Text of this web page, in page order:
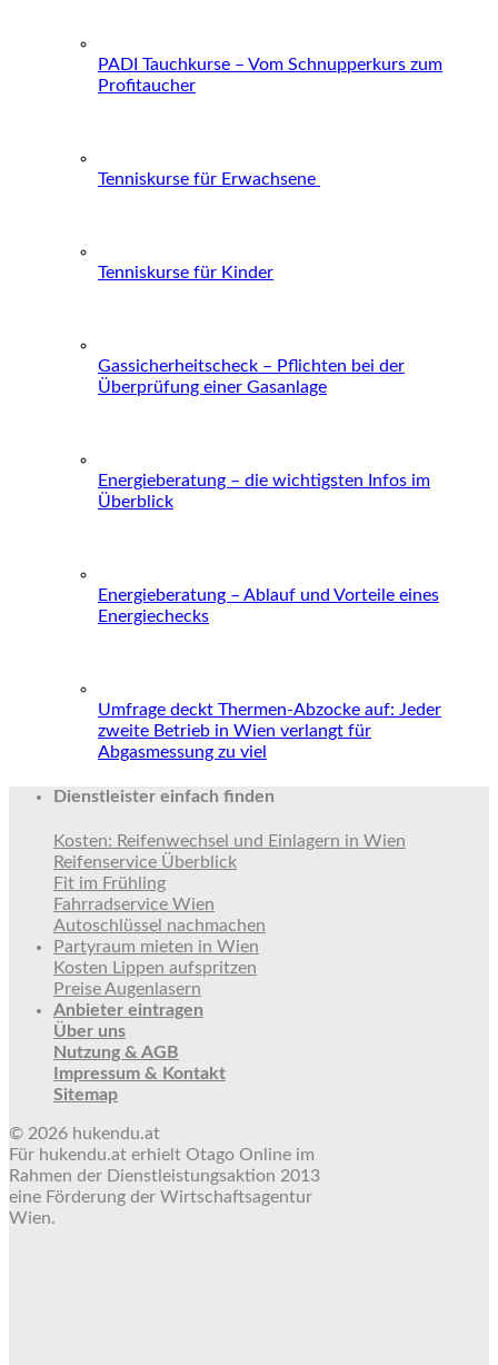
PADI Tauchkurse – Vom Schnupperkurs zum
Profitaucher
Tenniskurse für Erwachsene
Tenniskurse für Kinder
Gassicherheitscheck – Pflichten bei der
Überprüfung einer Gasanlage
Energieberatung – die wichtigsten Infos im
Überblick
Energieberatung – Ablauf und Vorteile eines
Energiechecks
Umfrage deckt Thermen-Abzocke auf: Jeder
zweite Betrieb in Wien verlangt für
Abgasmessung zu viel
Dienstleister einfach finden
Kosten: Reifenwechsel und Einlagern in Wien
Reifenservice Überblick
Fit im Frühling
Fahrradservice Wien
Autoschlüssel nachmachen
Partyraum mieten in Wien
Kosten Lippen aufspritzen
Preise Augenlasern
Anbieter eintragen
Über uns
Nutzung & AGB
Impressum & Kontakt
Sitemap
© 2026 hukendu.at
Für hukendu.at erhielt Otago Online im
Rahmen der Dienstleistungsaktion 2013
eine Förderung der Wirtschaftsagentur
Wien.